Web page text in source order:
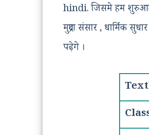
hindi. जिसमे हम शुरुआती
मुद्रण संसार , धार्मिक
पढ़ेगे ।